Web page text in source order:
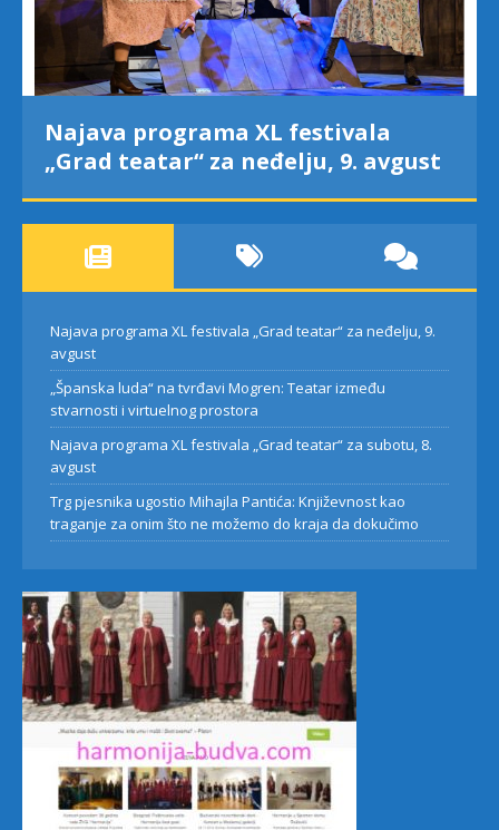
Najava programa XL festivala
„Grad teatar“ za neđelju, 9. avgust
Najava programa XL festivala „Grad teatar“ za neđelju, 9.
avgust
„Španska luda“ na tvrđavi Mogren: Teatar između
stvarnosti i virtuelnog prostora
Najava programa XL festivala „Grad teatar“ za subotu, 8.
avgust
Trg pjesnika ugostio Mihajla Pantića: Književnost kao
traganje za onim što ne možemo do kraja da dokučimo